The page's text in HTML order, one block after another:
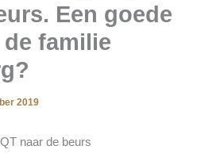
Een goede
familie
2019
naar de beurs